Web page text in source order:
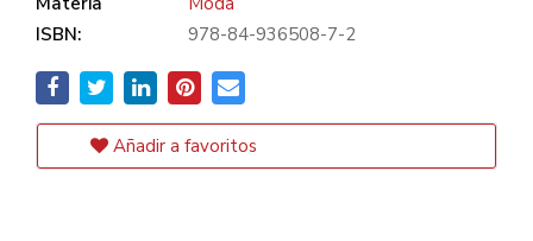
ISBN:
978-84-936508-7-2
Añadir a favoritos